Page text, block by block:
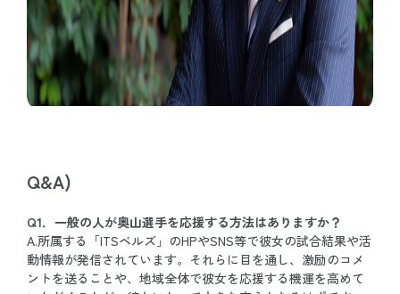
Q&A)
Q1．一般の人が奥山選手を応援する方法はありますか？
A.所属する「ITSベルズ」のHPやSNS等で彼女の試合結果や活
動情報が発信されています。それらに目を通し、激励のコメ
ントを送ることや、地域全体で彼女を応援する機運を高めて